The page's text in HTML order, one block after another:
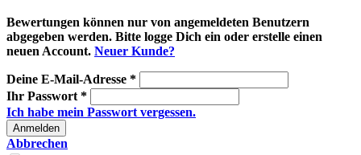
Bewertungen können nur von angemeldeten Benutzern
abgegeben werden. Bitte logge Dich ein oder erstelle einen
neuen Account. Neuer Kunde?
Deine E-Mail-Adresse *
Ihr Passwort *
Ich habe mein Passwort vergessen.
Anmelden
Abbrechen